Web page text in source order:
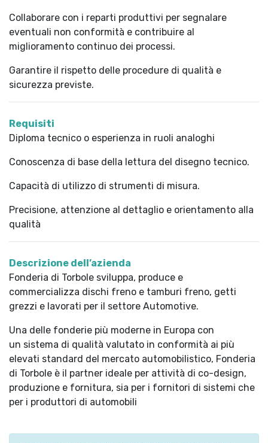
Collaborare con i reparti produttivi per segnalare
eventuali non conformità e contribuire al
miglioramento continuo dei processi.
Garantire il rispetto delle procedure di qualità e
sicurezza previste.
Requisiti
Diploma tecnico o esperienza in ruoli analoghi
Conoscenza di base della lettura del disegno tecnico.
Capacità di utilizzo di strumenti di misura.
Precisione, attenzione al dettaglio e orientamento alla
qualità
Descrizione dell’azienda
Fonderia di Torbole sviluppa, produce e
commercializza dischi freno e tamburi freno, getti
grezzi e lavorati per il settore Automotive.
Una delle fonderie più moderne in Europa con
un sistema di qualità valutato in conformità ai più
elevati standard del mercato automobilistico, Fonderia
di Torbole è il partner ideale per attività di co-design,
produzione e fornitura, sia per i fornitori di sistemi che
per i produttori di automobili